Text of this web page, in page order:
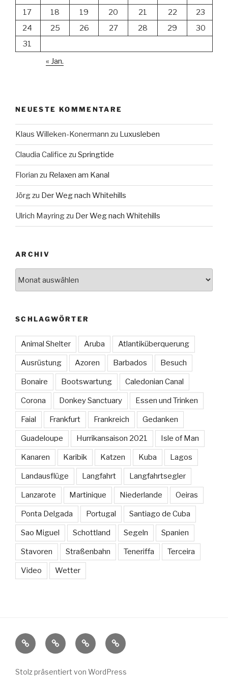
17
18 19 20 21 22
23
24
25 26 27 28 29
30
31
« Jan.
NEUESTE KOMMENTARE
Klaus Willeken-Konermann zu Luxusleben
Claudia Califice zu Springtide
Florian zu Relaxen am Kanal
Jörgzu Der Weg nach Whitehills
Ulrich Mayringzu Der Weg nach Whitehills
ARCHIV
SCHLAGWÖRTER
Animal Shelter Aruba Atlantiküberquerung
Ausrüstung Azoren Barbados Besuch
Bonaire Bootswartung Caledonian Canal
Corona Donkey Sanctuary Essen und Trinken
Faial Frankfurt Frankreich Gedanken
Guadeloupe Hurrikansaison 2021 Isle of Man
Kanaren Karibik Katzen Kuba Lagos
Landausflüge Langfahrt Langfahrtsegler
Lanzarote Martinique Niederlande Oeiras
Ponta Delgada Portugal Santiago de Cuba
Sao Miguel Schottland Segeln Spanien
Stavoren Straßenbahn Teneriffa Terceira
Video Wetter
Sissi
Länder
und
Weitere
Segelblogs
Kontakt
Stolz präsentiert von WordPress